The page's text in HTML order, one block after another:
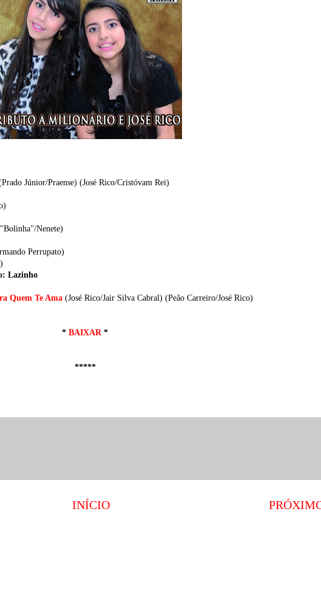
Júnior/Praense) (José Rico/Cristóvam Rei)
Nenete)
Perrupato)
Lazinho
Quem Te Ama (José Rico/Jair Silva Cabral) (Peão Carreiro/José Rico)
* BAIXAR*
*****
INÍCIO